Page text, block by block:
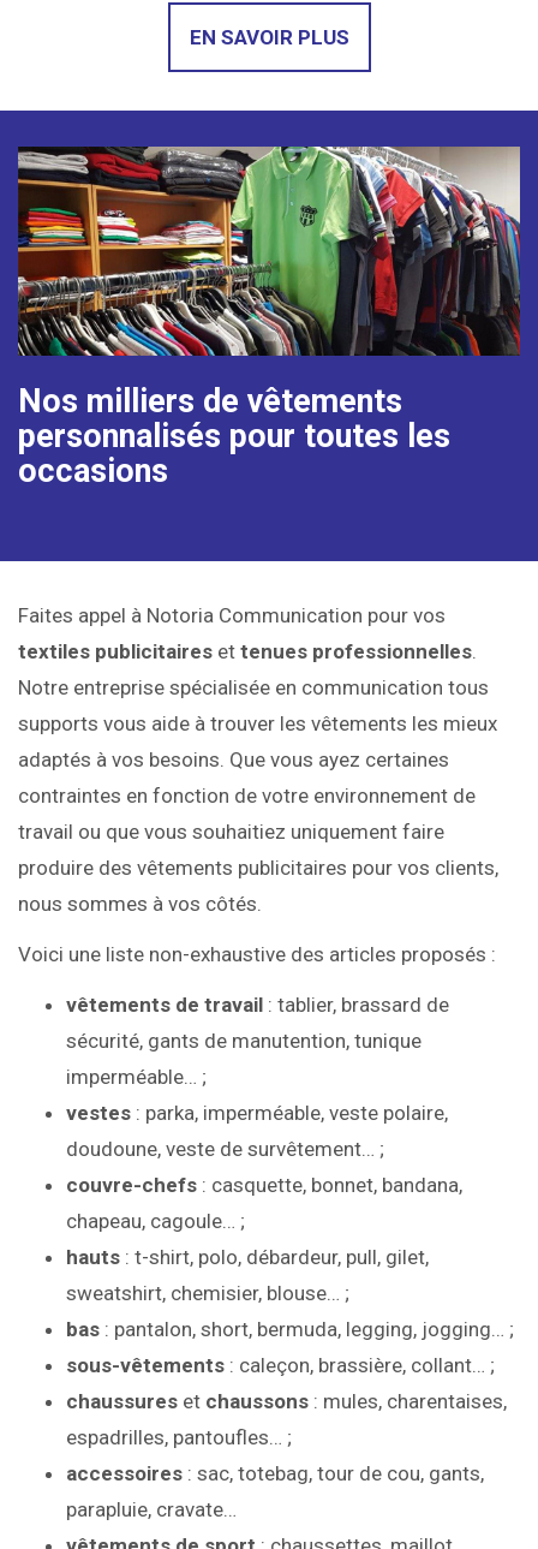
EN SAVOIR PLUS
Nos milliers de vêtements
personnalisés pour toutes les
occasions
Faites appel à Notoria Communication pour vos
textiles publicitaires et tenues professionnelles.
Notre entreprise spécialisée en communication tous
supports vous aide à trouver les vêtements les mieux
adaptés à vos besoins. Que vous ayez certaines
contraintes en fonction de votre environnement de
travail ou que vous souhaitiez uniquement faire
produire des vêtements publicitaires pour vos clients,
nous sommes à vos côtés.
Voici une liste non-exhaustive des articles proposés :
vêtements de travail : tablier, brassard de
sécurité, gants de manutention, tunique
imperméable… ;
vestes : parka, imperméable, veste polaire,
doudoune, veste de survêtement… ;
couvre-chefs : casquette, bonnet, bandana,
chapeau, cagoule… ;
hauts : t-shirt, polo, débardeur, pull, gilet,
sweatshirt, chemisier, blouse… ;
bas : pantalon, short, bermuda, legging, jogging… ;
sous-vêtements : caleçon, brassière, collant… ;
chaussures et chaussons : mules, charentaises,
espadrilles, pantoufles… ;
accessoires : sac, totebag, tour de cou, gants,
parapluie, cravate…